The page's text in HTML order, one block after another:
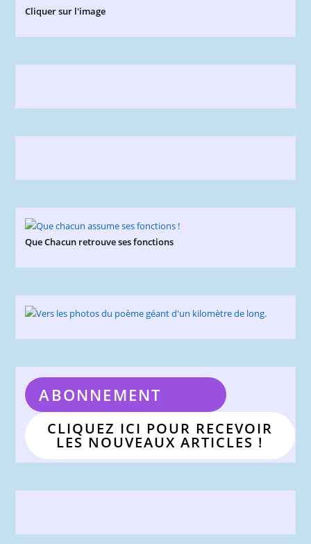
Cliquer sur l'image
Que Chacun retrouve ses fonctions
ABONNEMENT
CLIQUEZ ICI POUR RECEVOIR
LES NOUVEAUX ARTICLES !